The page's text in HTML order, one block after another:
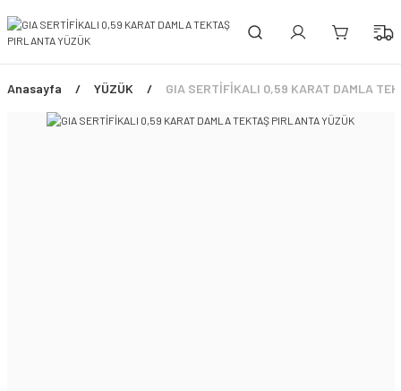
PEŞİN FİYATINA 3 TAKSİT!
ŞİMDİ TÜM ÜRÜNLERDE %45 İNDİRİM FIRSATI
Anasayfa YÜZÜK GIA SERTİFİKALI 0,59 KARAT DAMLA